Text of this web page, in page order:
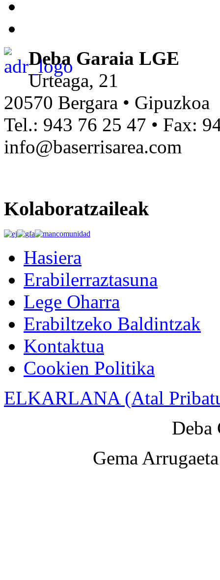
Deba Garaia LGE
Urteaga, 21
20570 Bergara • Gipuzkoa
Tel.: 943 76 25 47 • Fax:
info@baserrisarea.com
Kolaboratzaileak
Hasiera
Erabilerraztasuna
Lege Oharra
Erabiltzeko Baldintzak
Kontaktua
Cookien Politika
ELKARLANA (Atal
Deba
Gema